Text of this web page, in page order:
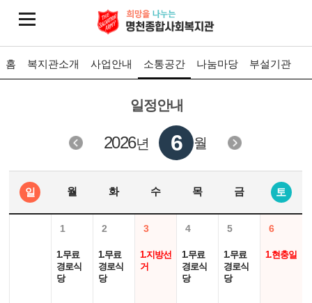
홈 복지관소개 사업안내 소통공간 나눔마당 부설기관
일정안내
2026년 6 월
일 월 화 수 목 금 토
1
1.무료
경로식
당
2
1.무료
경로식
당
3
1.지방선
거
4
1.무료
경로식
당
5
1.무료
경로식
당
6
1.현충일